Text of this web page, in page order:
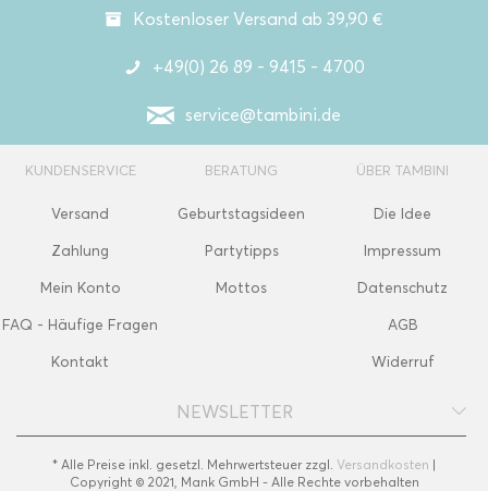
Kostenloser Versand ab 39,90 €
+49(0) 26 89 - 9415 - 4700
service@tambini.de
KUNDENSERVICE
Versand
Zahlung
Mein Konto
FAQ - Häufige Fragen
Kontakt
BERATUNG
Geburtstagsideen
Partytipps
Mottos
ÜBER TAMBINI
Die Idee
Impressum
Datenschutz
AGB
Widerruf
NEWSLETTER
* Alle Preise inkl. gesetzl. Mehrwertsteuer zzgl. Versandkosten |
Copyright © 2021, Mank GmbH - Alle Rechte vorbehalten